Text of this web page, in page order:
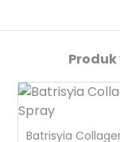
Batrisyia